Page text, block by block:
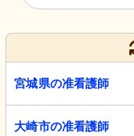
宮城県の准看護師
大崎市の准看護師